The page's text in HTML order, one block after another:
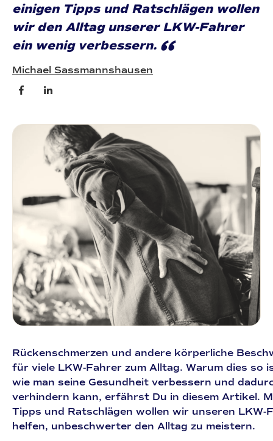
einigen Tipps und Ratschlägen wollen
wir den Alltag unserer LKW-Fahrer
ein wenig verbessern. “
Michael Sassmannshausen
Rückenschmerzen und andere körperliche
für viele LKW-Fahrer zum Alltag. Warum dies so
wie man seine Gesundheit verbessern und
verhindern kann, erfährst Du in diesem Artikel.
Tipps und Ratschlägen wollen wir unseren LKW-
helfen, unbeschwerter den Alltag zu meistern.